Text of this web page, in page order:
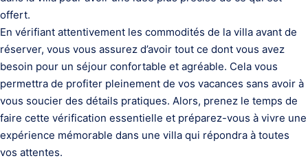
offert.
En vérifiant attentivement les commodités de la villa avant de
réserver, vous vous assurez d’avoir tout ce dont vous avez
besoin pour un séjour confortable et agréable. Cela vous
permettra de profiter pleinement de vos vacances sans avoir à
vous soucier des détails pratiques. Alors, prenez le temps de
faire cette vérification essentielle et préparez-vous à vivre une
expérience mémorable dans une villa qui répondra à toutes
vos attentes.